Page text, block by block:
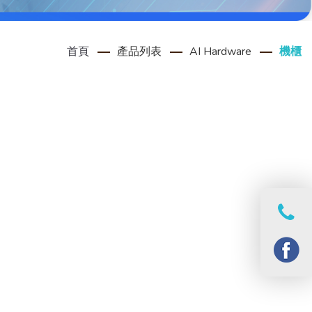
首頁 產品列表 AI Hardware 機櫃